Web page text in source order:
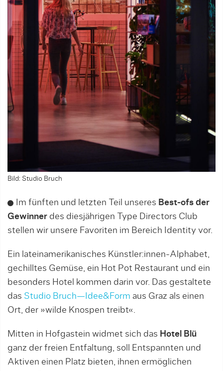
Bild: Studio Bruch
Im fünften und letzten Teil unseres Best-ofs der
Gewinner des diesjährigen Type Directors Club
stellen wir unsere Favoriten im Bereich Identity vor.
Ein lateinamerikanisches Künstler:innen-Alphabet,
gechilltes Gemüse, ein Hot Pot Restaurant und ein
besonders Hotel kommen darin vor. Das gestaltete
das Studio Bruch—Idee&Form aus Graz als einen
Ort, der »wilde Knospen treibt«.
Mitten in Hofgastein widmet sich das Hotel Blü
ganz der freien Entfaltung, soll Entspannten und
Aktiven einen Platz bieten, ihnen ermöglichen